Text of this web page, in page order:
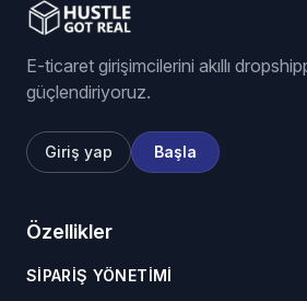
E-ticaret girişimcilerini akıllı
güçlendiriyoruz.
Giriş yap Başla
Özellikler
SIPARIŞ YÖNETIMI